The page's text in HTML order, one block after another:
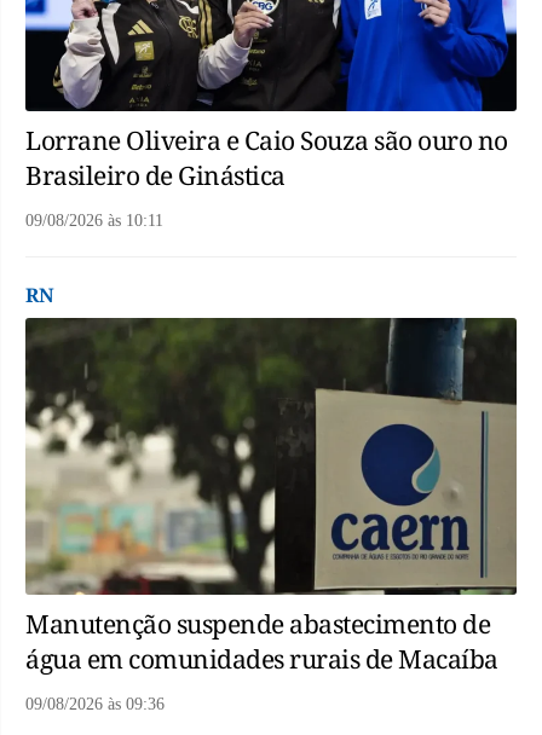
Lorrane Oliveira e Caio Souza são ouro no
Brasileiro de Ginástica
09/08/2026 às 10:11
RN
Manutenção suspende abastecimento de
água em comunidades rurais de Macaíba
09/08/2026 às 09:36